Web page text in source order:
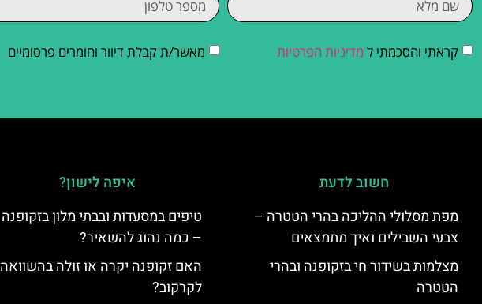
קראתי והסכמתי ל מדיניות הפרטיות מאשר/ת קבלת דיוור וחומרים פרסומיים
חשוב לדעת
מפת מסלולי ההליכה בהרי הטטרה –
צבעי השבילים ואיך מתמצאים
מצלמות בשידור חי בזקופנה ובהרי
הטטרה
איפה לישון?
טיפים במסעדות ובבתי מלון בזקופנה
– כמה נהוג להשאיר?
האם זקופנה יקרה או זולה בהשוואה
לקרקוב?